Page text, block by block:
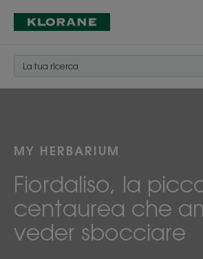
MY HERBARIUM
Fiordaliso, la
centaurea che
veder sbocciare